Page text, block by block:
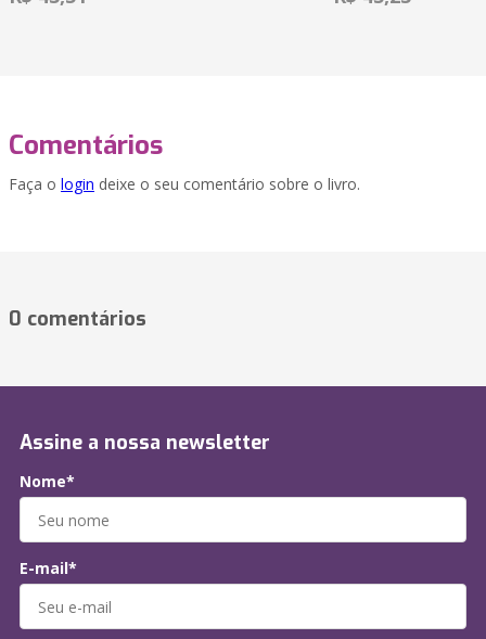
Comentários
Faça o login deixe o seu comentário sobre o livro.
0 comentários
Assine a nossa newsletter
Nome*
E-mail*